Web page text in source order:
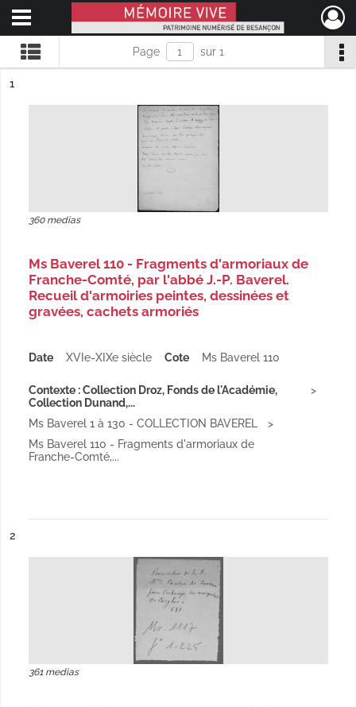
Mémoire Vive patrimoine numérisé de Besançon
Ouvrir le menu déroulant
Page sur 1
n°
1
360 medias
Ms Baverel 110 - Fragments d'armoriaux de
Franche-Comté, par l'abbé J.-P. Baverel.
Recueil d'armoiries peintes, dessinées et
gravées, cachets armoriés
Date XVIe-XIXe siècle Cote Ms Baverel 110
Contexte : Collection Droz, Fonds de l'Académie,
Collection Dunand,...
Ms Baverel 1 à 130 - COLLECTION BAVEREL
Ms Baverel 110 - Fragments d'armoriaux de
Franche-Comté,...
n°
2
361 medias